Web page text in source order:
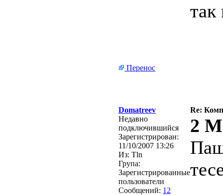
так
Перенос
Domatreev
Re:
Недавно
подключившийся
Зарегистрирован:
11/10/2007 13:26
Из: Tln
Група:
Зарегистрированные
пользователи
Сообщений: 12
2